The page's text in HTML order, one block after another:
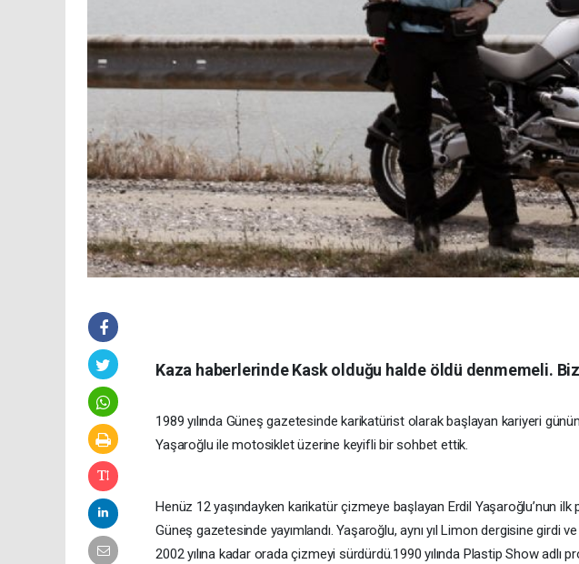
Kaza haberlerinde Kask olduğu halde öldü denmemeli.
1989 yılında Güneş gazetesinde karikatürist olarak başlayan kariyeri
Yaşaroğlu ile motosiklet üzerine keyifli bir sohbet ettik.
Henüz 12 yaşındayken karikatür çizmeye başlayan Erdil Yaşaroğlu’nun ilk
Güneş gazetesinde yayımlandı. Yaşaroğlu, aynı yıl Limon dergisine girdi
2002 yılına kadar orada çizmeyi sürdürdü.1990 yılında Plastip Show adlı